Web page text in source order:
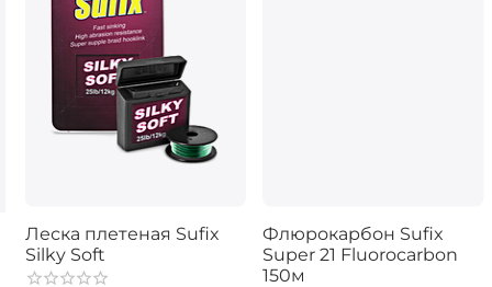
Леска плетеная Sufix
Silky Soft
Флюрокарбон Sufix
Super 21 Fluorocarbon
150м